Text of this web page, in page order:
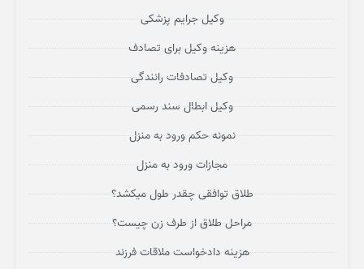
وکیل جرایم پزشکی
هزینه وکیل برای تصادف
وکیل تصادفات رانندگی
وکیل ابطال سند رسمی
نمونه حکم ورود به منزل
مجازات ورود به منزل
طلاق توافقی چقدر طول میکشد؟
مراحل طلاق از طرف زن چیست؟
هزینه دادخواست ملاقات فرزند